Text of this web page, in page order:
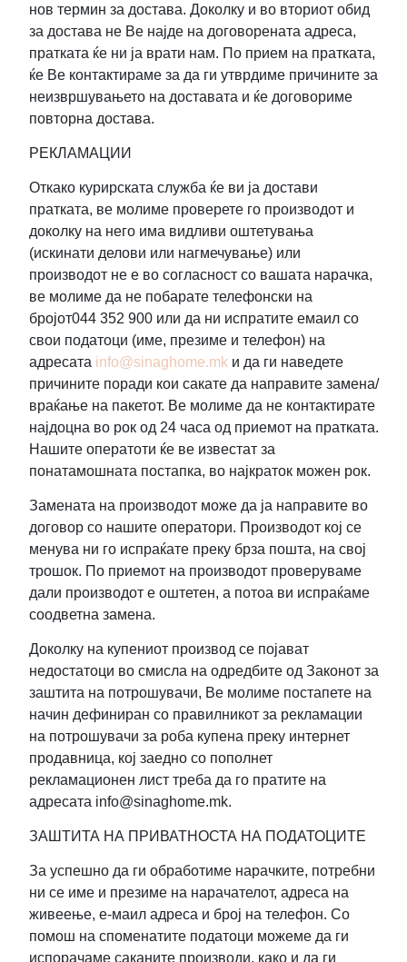
нов термин за достава. Доколку и во вториот обид
за достава не Ве најде на договорената адреса,
пратката ќе ни ја врати нам. По прием на пратката,
ќе Ве контактираме за да ги утврдиме причините за
неизвршувањето на доставата и ќе договориме
повторна достава.
РЕКЛАМАЦИИ
Откако курирската служба ќе ви ја достави
пратката, ве молиме проверете го производот и
доколку на него има видливи оштетувања
(искинати делови или нагмечување) или
производот не е во согласност со вашата нарачка,
ве молиме да не побарате телефонски на
бројот044 352 900 или да ни испратите емаил со
свои податоци (име, презиме и телефон) на
адресата info@sinaghome.mkи да ги наведете
причините поради кои сакате да направите замена/
враќање на пакетот. Ве молиме да не контактирате
најдоцна во рок од 24 часа од приемот на пратката.
Нашите оператоти ќе ве известат за
понатамошната постапка, во најкраток можен рок.
Замената на производот може да ја направите во
договор со нашите оператори. Производот кој се
менува ни го испраќате преку брза пошта, на свој
трошок. По приемот на производот проверуваме
дали производот е оштетен, а потоа ви испраќаме
соодветна замена.
Доколку на купениот производ се појават
недостатоци во смисла на одредбите од Законот за
заштита на потрошувачи, Ве молиме постапете на
начин дефиниран со правилникот за рекламации
на потрошувачи за роба купена преку интернет
продавница, кој заедно со пополнет
рекламационен лист треба да го пратите на
адресата info@sinaghome.mk.
ЗАШТИТА НА ПРИВАТНОСТА НА ПОДАТОЦИТЕ
За успешно да ги обработиме нарачките, потребни
ни се име и презиме на нарачателот, адреса на
живеење, е-маил адреса и број на телефон. Со
помош на споменатите податоци можеме да ги
испорачаме саканите производи, како и да ги